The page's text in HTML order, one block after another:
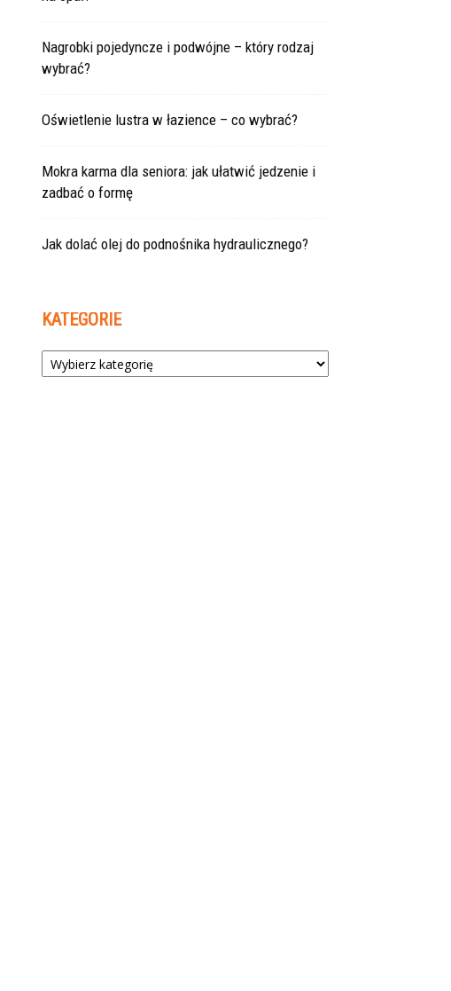
Nagrobki pojedyncze i podwójne – który rodzaj
wybrać?
Oświetlenie lustra w łazience – co wybrać?
Mokra karma dla seniora: jak ułatwić jedzenie i
zadbać o formę
Jak dolać olej do podnośnika hydraulicznego?
KATEGORIE
Kategorie